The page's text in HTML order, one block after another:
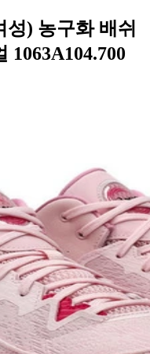
) 농구화 배쉬
1063A104.700